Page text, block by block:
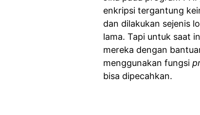
enkripsi tergantung
dan dilakukan sejenis
lama. Tapi untuk saat
mereka dengan
menggunakan fungsi
bisa dipecahkan.